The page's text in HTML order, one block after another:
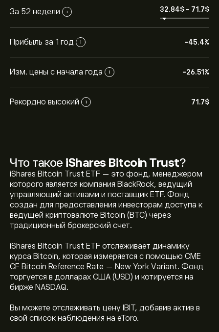
За 52 недели i 32.84‎$‎ - 71.7‎$‎
Прибыль за 1 год i -45.4%
Изм. цены с начала года i -26.51%
Рекордно высокий i 71.7‎$‎
Что такое iShares Bitcoin Trust?
iShares Bitcoin Trust ETF — это фонд, менеджером
которого является компания BlackRock, ведущий
управляющий активами и поставщик ETF. Фонд
создан для предоставления инвесторам доступа к
ведущей криптовалюте Bitcoin (BTC) через
традиционный брокерский счет.
iShares Bitcoin Trust ETF отслеживает динамику
курса Bitcoin, которая измеряется с помощью CME
CF Bitcoin Reference Rate — New York Variant. Фонд
торгуется в долларах США (USD) и котируется на
бирже NASDAQ.
Вы можете отслеживать цену IBIT, добавив актив в
свой список наблюдения на eToro.
Текущая цена IBIT — это 36.49‎$‎ долларов США
Исторический максимум iShares Bitcoin Trust —
71.70‎$‎ долларов США
Выберите временной промежуток «1D» или «1W» на
графике eToro и уменьшите масштаб, чтобы